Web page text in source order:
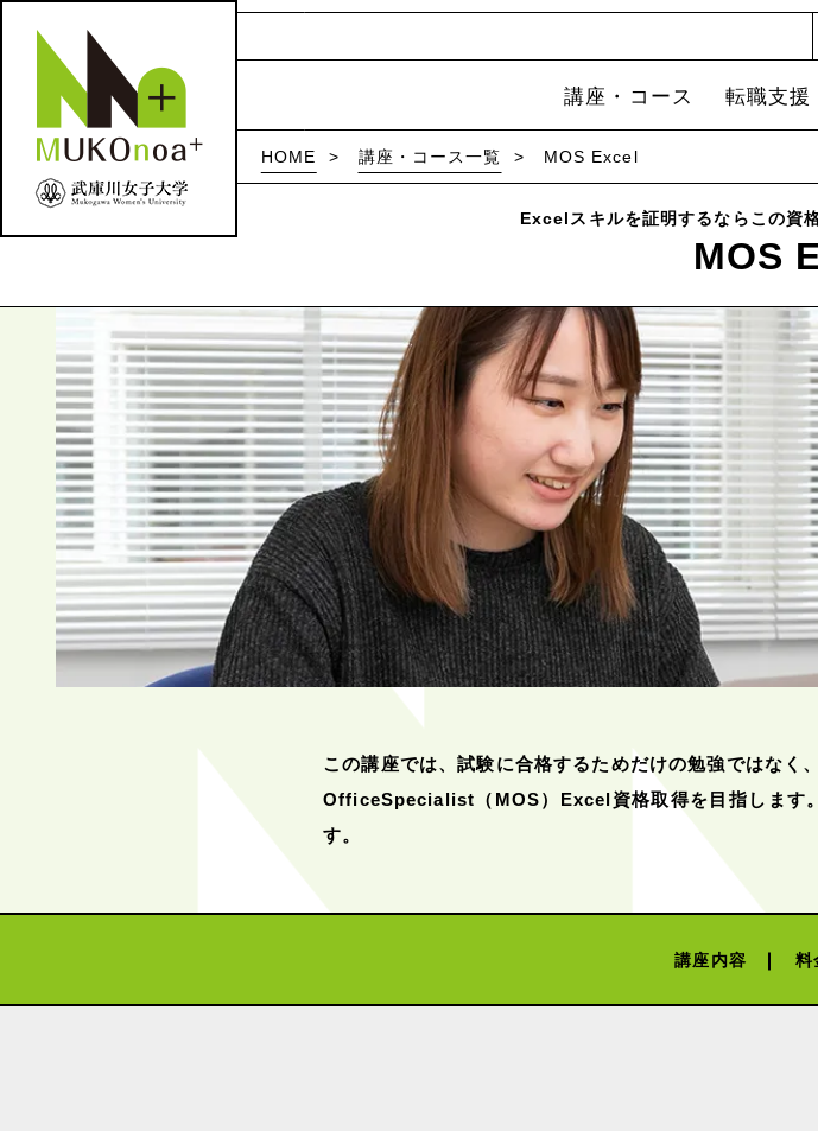
講座・コース 転職支援
HOME 講座・コース一覧 MOS Excel
Excelスキルを証明するならこの資
MOS
この講座では、試験に合格するためだけの勉強ではな
OfficeSpecialist（MOS）Excel資格取得を目指します
す。
講座内容 料